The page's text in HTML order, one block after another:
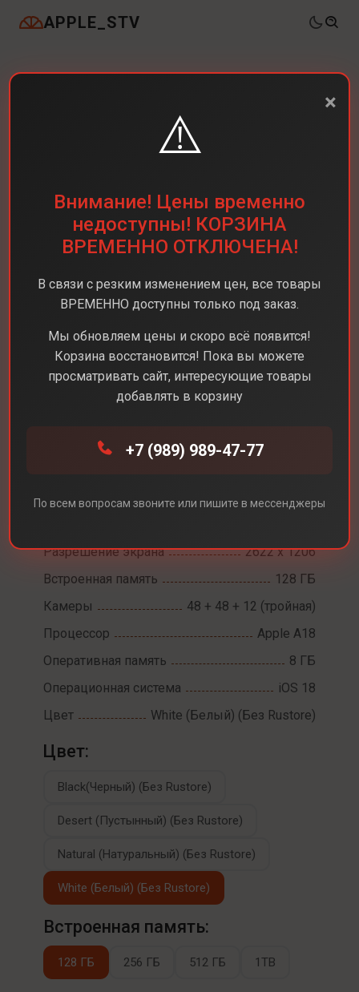
APPLE_STV
Смартфоны iPhone 16 Pro
Разрешение экрана
2622 х 1206
Встроенная память
128 ГБ
Камеры
48 + 48 + 12 (тройная)
Процессор
Apple A18
Оперативная память
8 ГБ
Операционная система
iOS 18
Цвет
White (Белый) (Без Rustore)
Цвет:
Black(Черный) (Без Rustore)
Desert (Пустынный) (Без Rustore)
Natural (Натуральный) (Без Rustore)
White (Белый) (Без Rustore)
Встроенная память:
128 ГБ 256 ГБ 512 ГБ 1TB
×
⚠️
Внимание! Цены временно
недоступны! КОРЗИНА
ВРЕМЕННО ОТКЛЮЧЕНА!
В связи с резким изменением цен, все товары
ВРЕМЕННО доступны только под заказ.
Мы обновляем цены и скоро всё появится!
Корзина восстановится! Пока вы можете
просматривать сайт, интересующие товары
добавлять в корзину
+7 (989) 989-47-77
По всем вопросам звоните или пишите в мессенджеры